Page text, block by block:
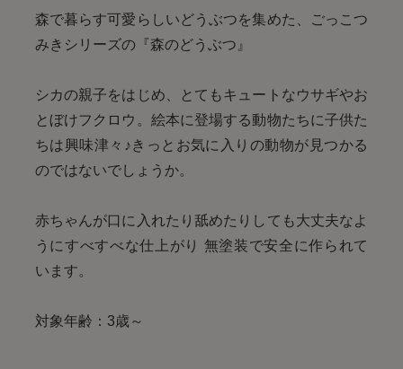
森で暮らす可愛らしいどうぶつを集めた、ごっこつ
みきシリーズの『森のどうぶつ』
シカの親子をはじめ、とてもキュートなウサギやお
とぼけフクロウ。絵本に登場する動物たちに子供た
ちは興味津々♪きっとお気に入りの動物が見つかる
のではないでしょうか。
赤ちゃんが口に入れたり舐めたりしても大丈夫なよ
うにすべすべな仕上がり 無塗装で安全に作られて
います。
対象年齢：3歳～